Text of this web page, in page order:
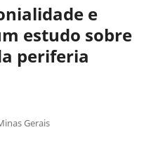
e
estudo sobre
periferia
Gerais